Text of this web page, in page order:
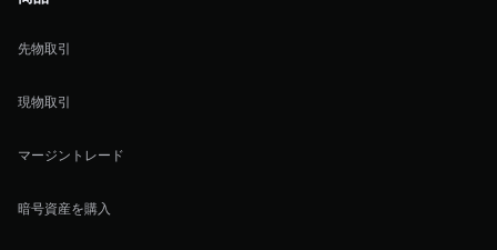
先物取引
現物取引
マージントレード
暗号資産を購入